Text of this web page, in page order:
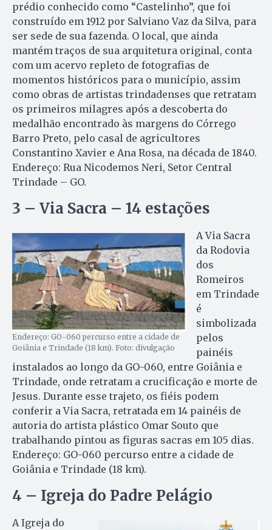
prédio conhecido como “Castelinho”, que foi
construído em 1912 por Salviano Vaz da Silva, para
ser sede de sua fazenda. O local, que ainda
mantém traços de sua arquitetura original, conta
com um acervo repleto de fotografias de
momentos históricos para o município, assim
como obras de artistas trindadenses que retratam
os primeiros milagres após a descoberta do
medalhão encontrado às margens do Córrego
Barro Preto, pelo casal de agricultores
Constantino Xavier e Ana Rosa, na década de 1840.
Endereço: Rua Nicodemos Neri, Setor Central
Trindade – GO.
3 – Via Sacra – 14 estações
Endereço: GO-060 percurso entre a cidade de
Goiânia e Trindade (18 km). Foto: divulgação
A Via Sacra
da Rodovia
dos
Romeiros
em Trindade
é
simbolizada
pelos
painéis
instalados ao longo da GO-060, entre Goiânia e
Trindade, onde retratam a crucificação e morte de
Jesus. Durante esse trajeto, os fiéis podem
conferir a Via Sacra, retratada em 14 painéis de
autoria do artista plástico Omar Souto que
trabalhando pintou as figuras sacras em 105 dias.
Endereço: GO-060 percurso entre a cidade de
Goiânia e Trindade (18 km).
4 – Igreja do Padre Pelágio
A Igreja do